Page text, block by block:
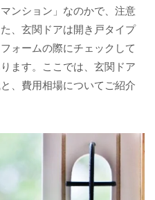
ンション」なのかで、注意
、玄関ドアは開き戸タイプ
ォームの際にチェックして
ます。ここでは、玄関ドア
、費用相場についてご紹介